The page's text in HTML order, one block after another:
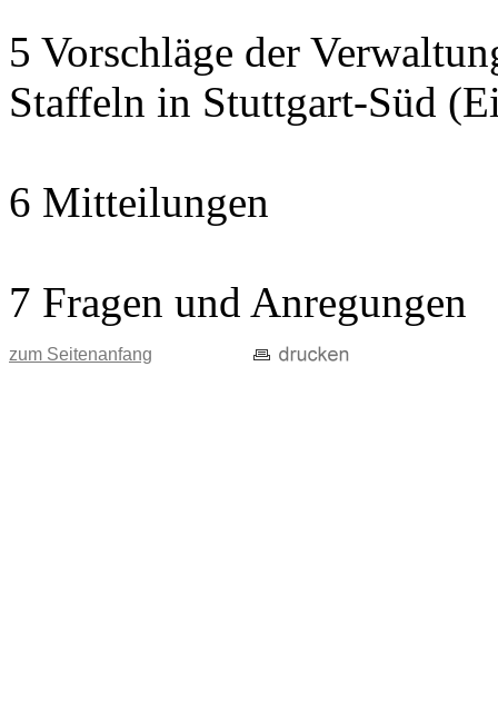
5 Vorschläge der
Staffeln in Stuttgart-Süd
6 Mitteilungen
7 Fragen und Anregungen
zum Seitenanfang